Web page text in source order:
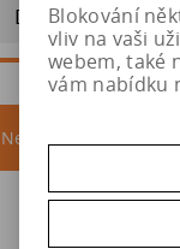
Doporučit
Nejprodávanější
Blokování
vliv na vaši
webem, také
vám nabídku